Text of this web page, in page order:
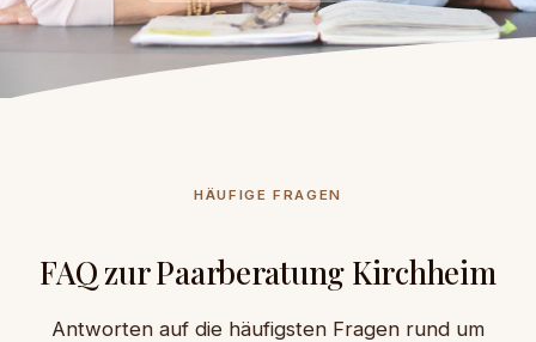
HÄUFIGE FRAGEN
FAQ zur Paarberatung Kirchheim
Antworten auf die häufigsten Fragen rund um